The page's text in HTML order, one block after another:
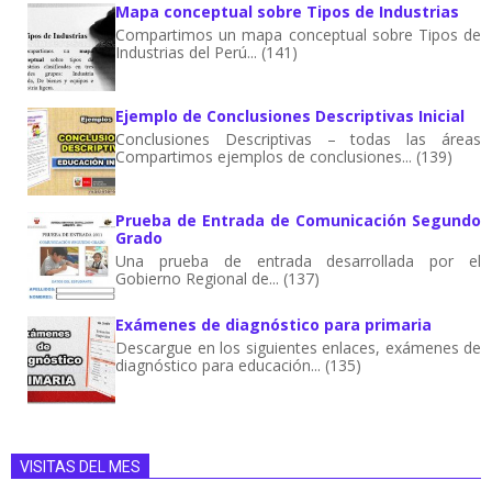
Mapa conceptual sobre Tipos de Industrias
Compartimos un mapa conceptual sobre Tipos de
Industrias del Perú... (141)
Ejemplo de Conclusiones Descriptivas Inicial
Conclusiones Descriptivas – todas las áreas
Compartimos ejemplos de conclusiones... (139)
Prueba de Entrada de Comunicación Segundo
Grado
Una prueba de entrada desarrollada por el
Gobierno Regional de... (137)
Exámenes de diagnóstico para primaria
Descargue en los siguientes enlaces, exámenes de
diagnóstico para educación... (135)
VISITAS DEL MES